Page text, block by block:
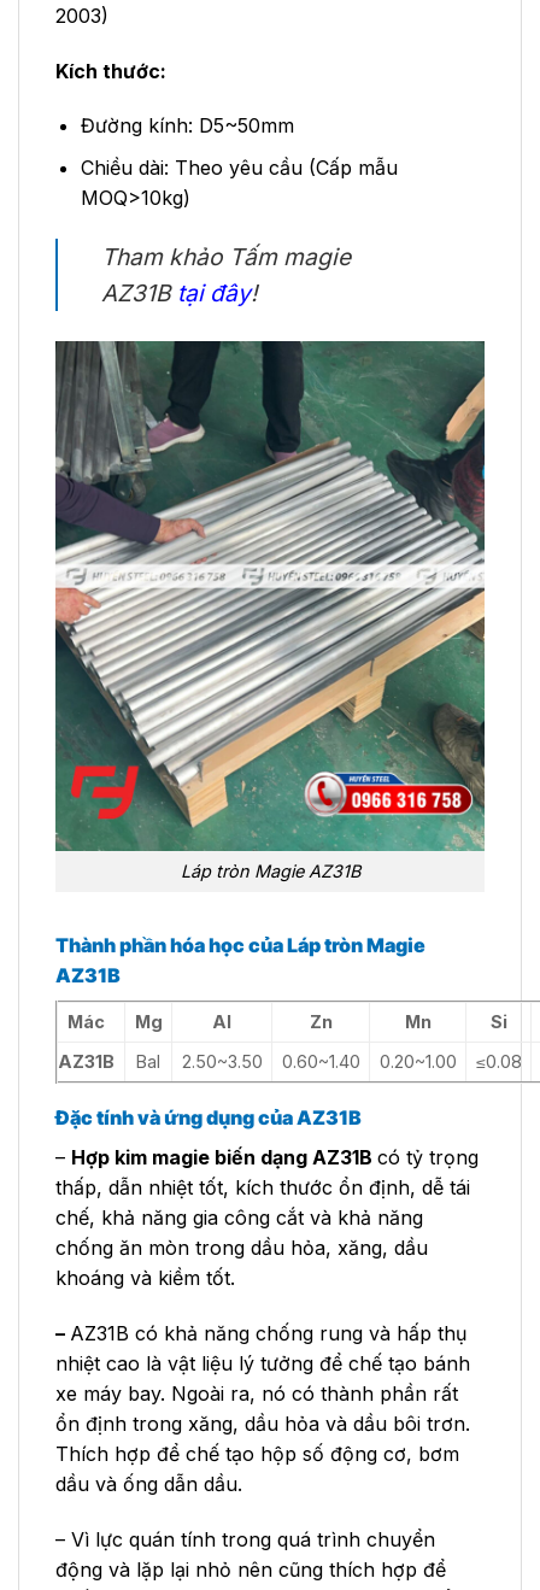
2003)
Kích thước:
Đường kính: D5~50mm
Chiều dài: Theo yêu cầu (Cấp mẫu
MOQ>10kg)
Tham khảo Tấm magie
AZ31B tại đây!
Láp tròn Magie AZ31B
Thành phần hóa học của Láp tròn Magie
AZ31B
Mác Mg Al Zn Mn
Si
AZ31B
Bal 2.50~3.50 0.60~1.40 0.20~1.00 ≤0.08
Đặc tính và ứng dụng của AZ31B
– Hợp kim magie biến dạng AZ31B có tỷ trọng
thấp, dẫn nhiệt tốt, kích thước ổn định, dễ tái
chế, khả năng gia công cắt và khả năng
chống ăn mòn trong dầu hỏa, xăng, dầu
khoáng và kiềm tốt.
– AZ31B có khả năng chống rung và hấp thụ
nhiệt cao là vật liệu lý tưởng để chế tạo bánh
xe máy bay. Ngoài ra, nó có thành phần rất
ổn định trong xăng, dầu hỏa và dầu bôi trơn.
Thích hợp để chế tạo hộp số động cơ, bơm
dầu và ống dẫn dầu.
– Vì lực quán tính trong quá trình chuyển
động và lặp lại nhỏ nên cũng thích hợp để